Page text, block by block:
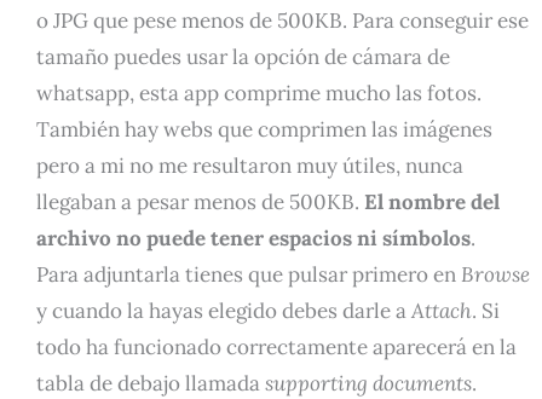
o JPG que pese menos de 500KB. Para conseguir ese
tamaño puedes usar la opción de cámara de
whatsapp, esta app comprime mucho las fotos.
También hay webs que comprimen las imágenes
pero a mi no me resultaron muy útiles, nunca
llegaban a pesar menos de 500KB. El nombre del
archivo no puede tener espacios ni símbolos.
Para adjuntarla tienes que pulsar primero en Browse
y cuando la hayas elegido debes darle aAttach. Si
todo ha funcionado correctamente aparecerá en la
tabla de debajo llamadasupporting documents.